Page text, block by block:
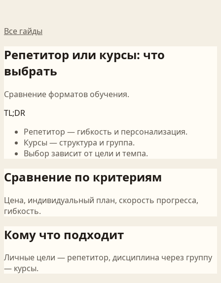
Все гайды
Репетитор или курсы: что
выбрать
Сравнение форматов обучения.
TL;DR
Репетитор — гибкость и персонализация.
Курсы — структура и группа.
Выбор зависит от цели и темпа.
Сравнение по критериям
Цена, индивидуальный план, скорость прогресса,
гибкость.
Кому что подходит
Личные цели — репетитор, дисциплина через группу
— курсы.